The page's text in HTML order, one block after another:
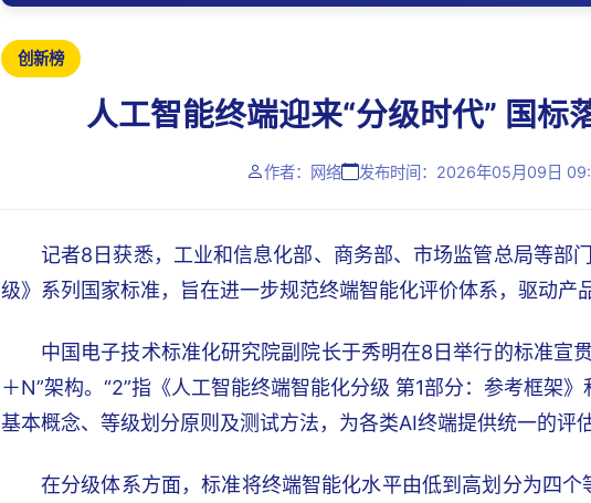
创新榜
人工智能终端迎来“分级时代” 国标
作者：网络 发布时间：2026年05月09日
记者8日获悉，工业和信息化部、商务部、市场监管总局等部
级》系列国家标准，旨在进一步规范终端智能化评价体系，驱动产
中国电子技术标准化研究院副院长于秀明在8日举行的标准宣
＋N”架构。“2”指《人工智能终端智能化分级 第1部分：参考框架
基本概念、等级划分原则及测试方法，为各类AI终端提供统一的评估
在分级体系方面，标准将终端智能化水平由低到高划分为四